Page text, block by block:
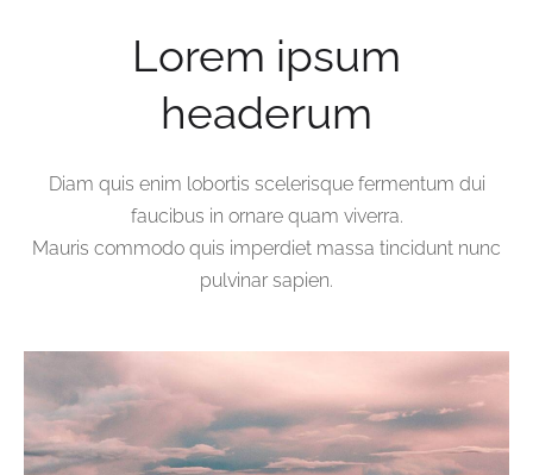
Lorem ipsum
headerum
Diam quis enim lobortis scelerisque fermentum dui
faucibus in ornare quam viverra.
Mauris commodo quis imperdiet massa tincidunt nunc
pulvinar sapien.